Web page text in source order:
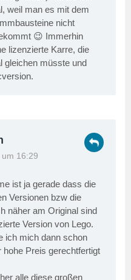
weil man es mit dem
nicht
😉 Immerhin
lizenzierte Karre, die
gleichen müsste und
16:29
ist ja gerade dass die
Versionen bzw die
näher am Original sind
Version von Lego.
ich mich dann schon
hohe Preis gerechtfertigt
alle diese großen